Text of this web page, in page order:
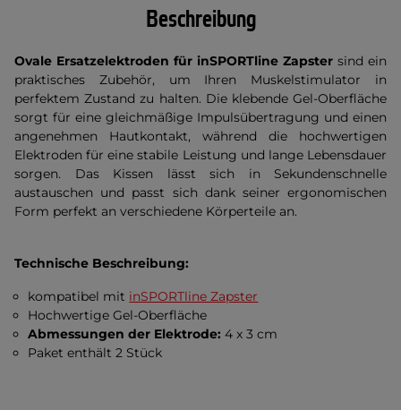
Beschreibung
Ovale Ersatzelektroden für inSPORTline Zapster sind ein
praktisches Zubehör, um Ihren Muskelstimulator in
perfektem Zustand zu halten. Die klebende Gel-Oberfläche
sorgt für eine gleichmäßige Impulsübertragung und einen
angenehmen Hautkontakt, während die hochwertigen
Elektroden für eine stabile Leistung und lange Lebensdauer
sorgen. Das Kissen lässt sich in Sekundenschnelle
austauschen und passt sich dank seiner ergonomischen
Form perfekt an verschiedene Körperteile an.
Technische Beschreibung:
kompatibel mit inSPORTline Zapster
Hochwertige Gel-Oberfläche
Abmessungen der Elektrode:4 x 3 cm
Paket enthält 2 Stück